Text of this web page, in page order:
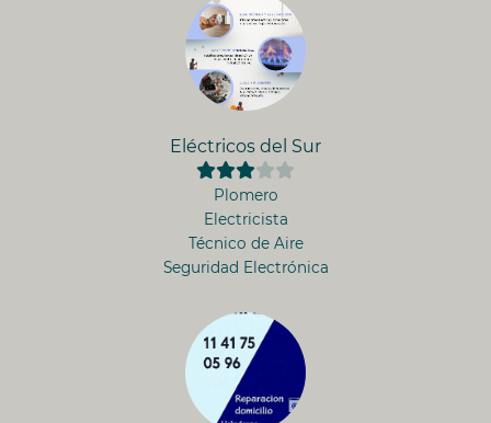
Eléctricos del Sur
Plomero
Electricista
Técnico de Aire
Seguridad Electrónica